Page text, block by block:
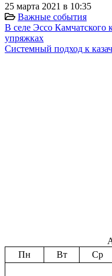
25 марта 2021 в 10:35
Важные события
В селе Эссо Камчатского
упряжках
Системный подход к
Пн
Вт Ср